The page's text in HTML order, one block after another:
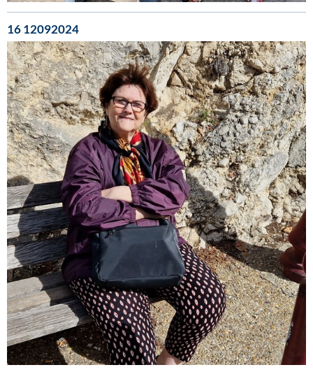
16 12092024